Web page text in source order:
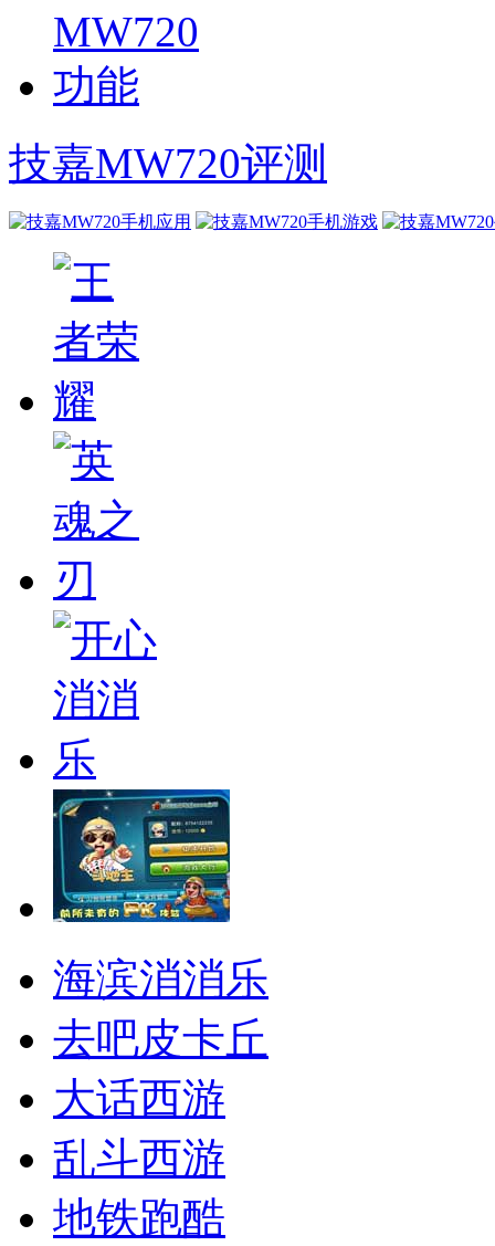
技嘉MW720评测
海滨消消乐
去吧皮卡丘
大话西游
乱斗西游
地铁跑酷